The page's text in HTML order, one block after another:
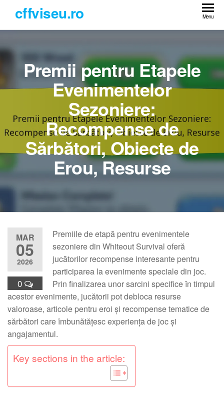
the
cffviseu.ro Menu
Premii pentru Etapele
Evenimentelor
Sezoniere:
Recompense de
Sărbători, Obiecte de
Erou, Resurse
MAR
05
2026
0
Premiile de etapă pentru evenimentele
sezoniere din Whiteout Survival oferă
jucătorilor recompense interesante pentru
participarea la evenimente speciale din joc.
Prin finalizarea unor sarcini specifice în timpul
acestor evenimente, jucătorii pot debloca resurse
valoroase, articole pentru eroi și recompense tematice de
sărbători care îmbunătățesc experiența de joc și
angajamentul.
Key sections in the article: